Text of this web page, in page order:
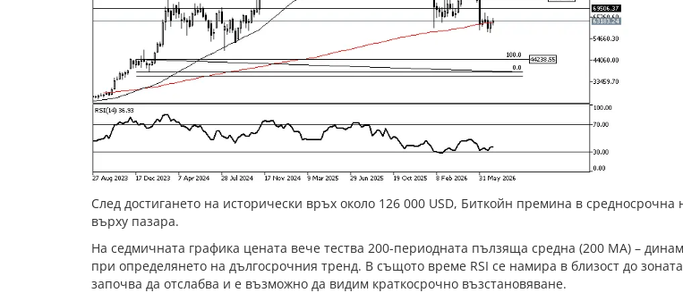
След достигането на исторически връх около 126 000 USD, Биткойн премина в
върху пазара.
На седмичната графика цената вече тества 200-периодната пълзяща средна (200 MA) –
при определянето на дългосрочния тренд. В същото време RSI се намира в близост до
започва да отслабва и е възможно да видим краткосрочно възстановяване.